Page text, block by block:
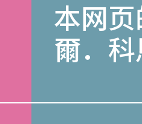
本网页
爾．